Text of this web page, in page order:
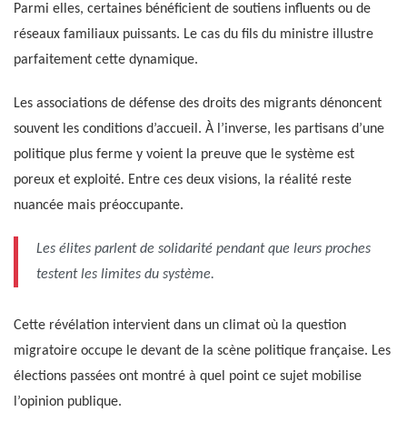
Parmi elles, certaines bénéficient de soutiens influents ou de
réseaux familiaux puissants. Le cas du fils du ministre illustre
parfaitement cette dynamique.
Les associations de défense des droits des migrants dénoncent
souvent les conditions d’accueil. À l’inverse, les partisans d’une
politique plus ferme y voient la preuve que le système est
poreux et exploité. Entre ces deux visions, la réalité reste
nuancée mais préoccupante.
Les élites parlent de solidarité pendant que leurs proches
testent les limites du système.
Cette révélation intervient dans un climat où la question
migratoire occupe le devant de la scène politique française. Les
élections passées ont montré à quel point ce sujet mobilise
l’opinion publique.